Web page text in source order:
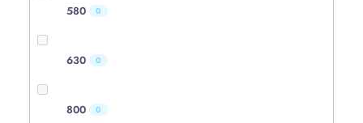
580 0
630 0
800 0